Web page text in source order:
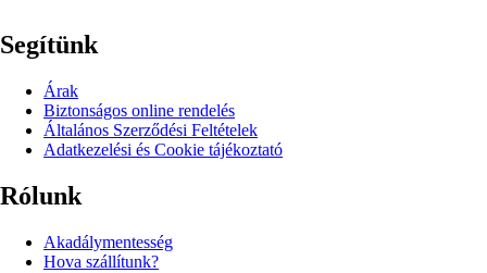
Segítünk
Árak
Biztonságos online rendelés
Általános Szerződési Feltételek
Adatkezelési és Cookie tájékoztató
Rólunk
Akadálymentesség
Hova szállítunk?